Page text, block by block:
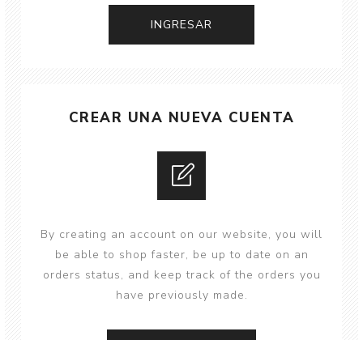
CREAR UNA NUEVA CUENTA
By creating an account on our website, you will
be able to shop faster, be up to date on an
orders status, and keep track of the orders you
have previously made.